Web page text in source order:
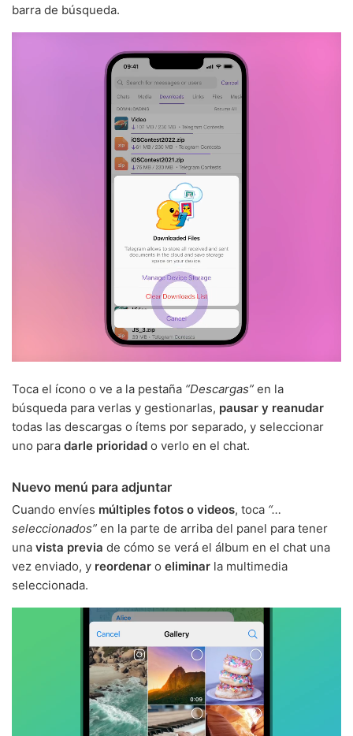
barra de búsqueda.
Toca el ícono o ve a la pestaña “Descargas” en la
búsqueda para verlas y gestionarlas, pausar y reanudar
todas las descargas o ítems por separado, y seleccionar
uno para darle prioridad o verlo en el chat.
Nuevo menú para adjuntar
Cuando envíes múltiples fotos o videos, toca “…
seleccionados” en la parte de arriba del panel para tener
una vista previa de cómo se verá el álbum en el chat una
vez enviado, y reordenar o eliminar la multimedia
seleccionada.